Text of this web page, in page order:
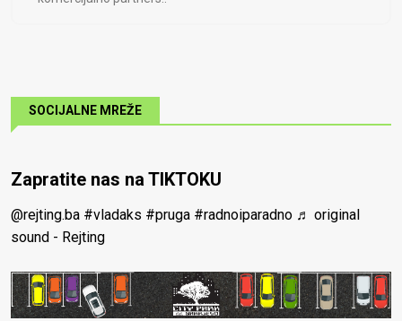
SOCIJALNE MREŽE
Zapratite nas na TIKTOKU
@rejting.ba #vladaks #pruga #radnoiparadno ♬ original
sound - Rejting